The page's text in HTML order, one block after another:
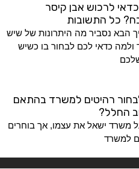
לרכוש אבן קיסר
כל התשובות
הבא נסביר מה היתרונות של שיש
ולמה כדאי לכם לבחור בו כשיש
רהיטים למשרד בהתאם
החלל?
משרד ישאל את עצמו, אך בוחרים
למשרד